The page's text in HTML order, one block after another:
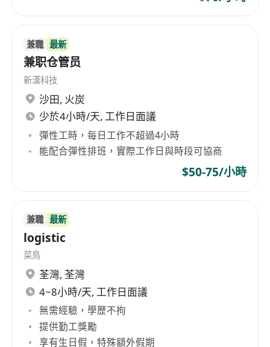
兼職 最新
兼职仓管员
新漢科技
沙田, 火炭
少於4小時/天, 工作日面議
彈性工時，每日工作不超過4小時
能配合彈性排班，實際工作日與時段可協商
$50-75/小時
兼職 最新
logistic
菜鳥
荃灣, 荃灣
4~8小時/天, 工作日面議
無需經驗，學歷不拘
提供勤工獎勵
享有生日假，特殊額外假期